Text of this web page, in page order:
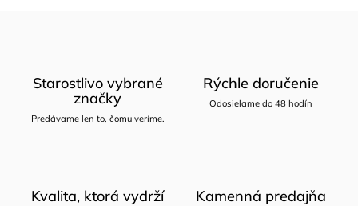
Starostlivo vybrané
značky
Predávame len to, čomu veríme.
Rýchle doručenie
Odosielame do 48 hodín
Kvalita, ktorá vydrží Kamenná predajňa